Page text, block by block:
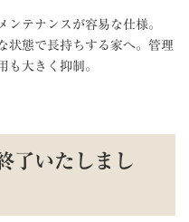
ンテナンスが容易な仕様。
状態で長持ちする家へ。管理
も大きく抑制。
了いたしまし